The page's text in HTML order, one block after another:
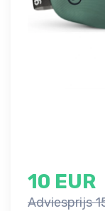
10 EUR
Adviesprijs